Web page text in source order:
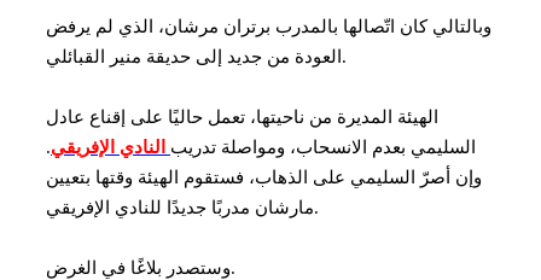
وبالتالي كان اتّصالها بالمدرب برتران مرشان، الذي لم يرفض
العودة من جديد إلى حديقة منير القبائلي.
الهيئة المديرة من ناحيتها، تعمل حاليًا على إقناع عادل
السليمي بعدم الانسحاب، ومواصلة تدريب
النادي الإفريقي.
وإن أصرّ السليمي على الذهاب، فستقوم الهيئة وقتها بتعيين
مارشان مدربًا جديدًا للنادي الإفريقي.
وستصدر بلاغًا في الغرض.